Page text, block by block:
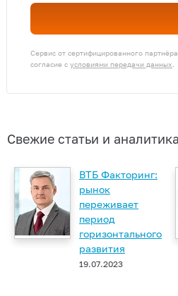
Сервис от сертифицированного
согласие с условиями передачи данных.
Свежие статьи и
ВТБ Факторинг:
рынок
переживает
период
горизонтального
развития
19.07.2023